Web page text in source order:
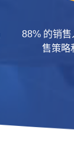
88% 的销
售策略